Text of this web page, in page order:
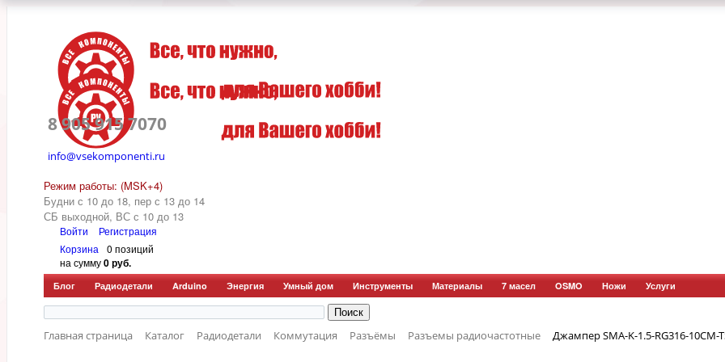
8 905 915 7070
info@vsekomponenti.ru
Режим работы: (MSK+4)
Будни с 10 до 18, пер с 13 до 14
СБ выходной, ВС с 10 до 13
Войти
Регистрация
Корзина
0 позиций
на сумму0 руб.
Блог Радиодетали Arduino Энергия Умный дом Инструменты Материалы 7 масел OSMO Ножи Услуги
Главная страница Каталог Радиодетали Коммутация Разъёмы Разъемы радиочастотные Джампер SMA-K-1.5-RG316-10CM-